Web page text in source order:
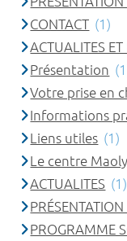
CONTACT (1)
ACTUALITES
Présentation
Votre prise en
Informations
Liens utiles (1)
Le centre
ACTUALITES (1)
PROGRAMME